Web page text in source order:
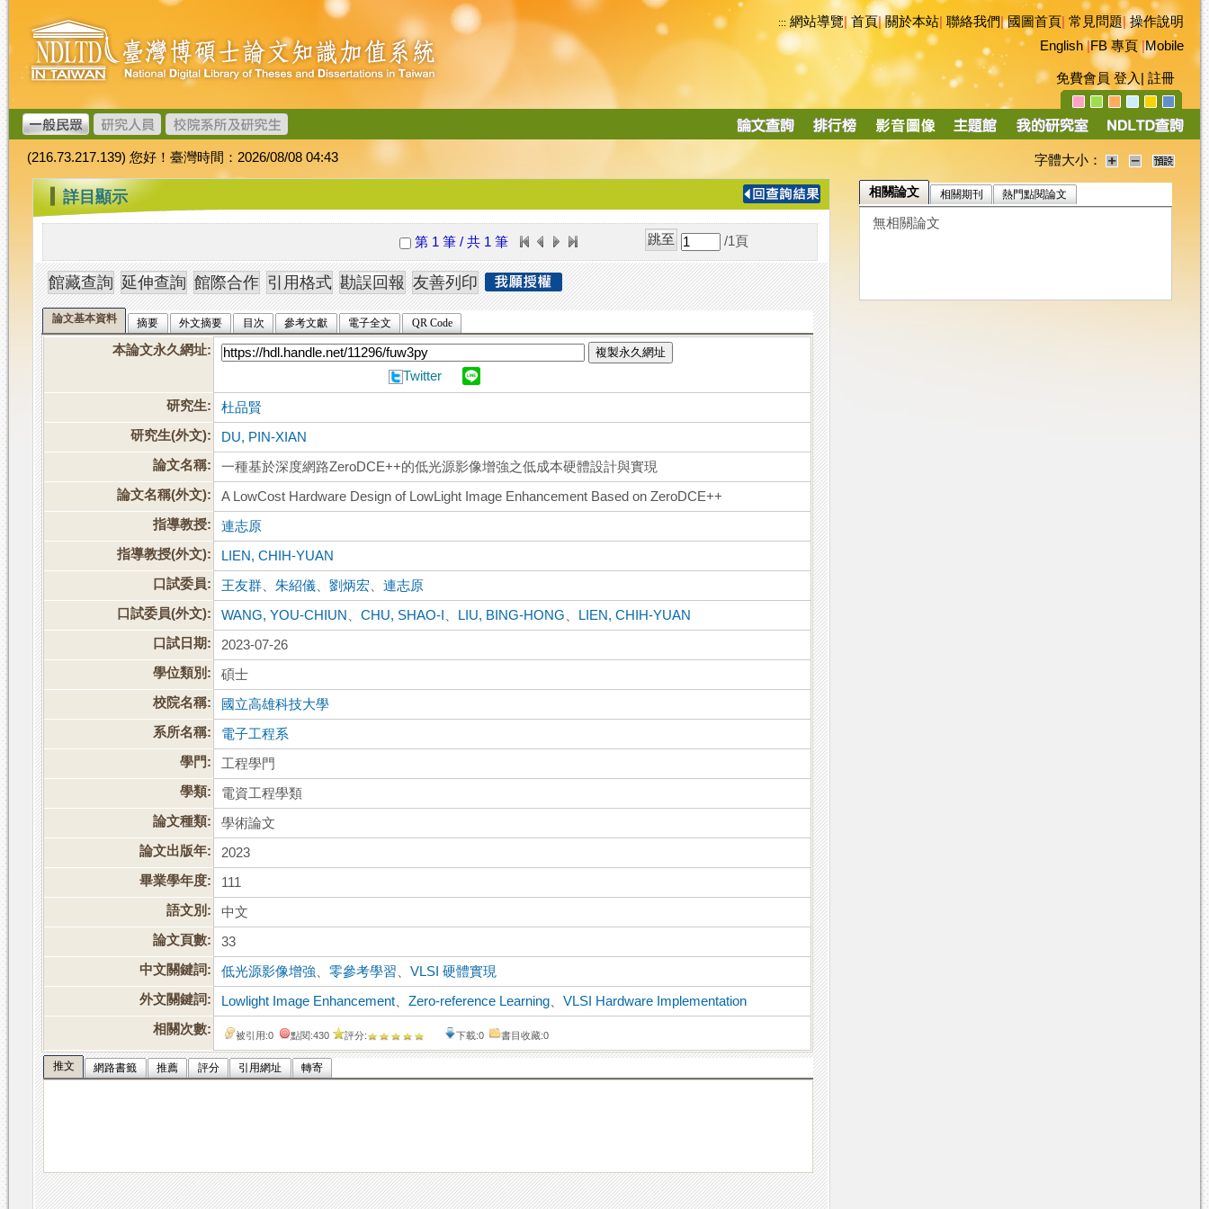
跳
到
主
要
內
容
臺
灣
博
碩
士
論
文
加
值
系
統
::: 網站導覽|首頁|關於本站 聯絡我們|國圖首頁 常見問題|操作說明
English|FB 專頁|Mobile
免費會員 登入 註冊
導
(216.73.217.139) 您好！臺灣時間：2026/08/08 04:43 字體大小：
::: 詳目顯示
第 1 筆 / 共 1 筆 /1 頁
論文基本資料 摘要 外文摘要 目次 參考文獻 電子全文 QR Code
本論文永久網址: 複製永久網址
Twitter
研究生:
杜品賢
研究生(外文):
DU, PIN-XIAN
論文名稱:
一種基於深度網路ZeroDCE++的低光源影像增強之低成本硬體設計與實現
論文名稱(外文):
A LowCost Hardware Design of LowLight Image Enhancement Based on ZeroDCE++
指導教授:
連志原
指導教授(外文):
LIEN, CHIH-YUAN
口試委員:
王友群 、朱紹儀 、劉炳宏 、連志原
口試委員(外文):
WANG, YOU-CHIUN 、CHU, SHAO-I LIU, BING-HONG
LIEN, CHIH-YUAN
口試日期:
2023-07-26
學位類別:
碩士
校院名稱:
國立高雄科技大學
系所名稱:
電子工程系
學門:
工程學門
學類:
電資工程學類
論文種類:
學術論文
論文出版年:
2023
畢業學年度:
111
語文別:
中文
論文頁數:
33
中文關鍵詞:
低光源影像增強 、零參考學習 、VLSI 硬體實現
外文關鍵詞:
Lowlight Image Enhancement 、Zero-reference Learning 、VLSI Hardware Implementation
相關次數:
被引用:0 點閱:430 評分: 下載:0 書目收藏:0
推文 網路書籤 推薦 評分 引用網址 轉寄
相關論文 相關期刊 熱門點閱論文
無相關論文